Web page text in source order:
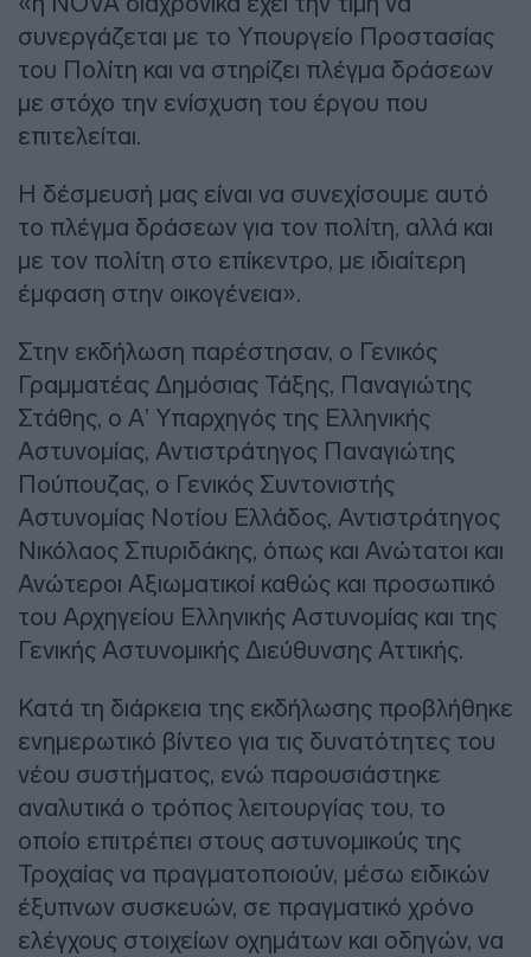
συνεργάζεται με το Υπουργείο Προστασίας
του Πολίτη και να στηρίζει πλέγμα δράσεων
με στόχο την ενίσχυση του έργου που
επιτελείται.
Η δέσμευσή μας είναι να συνεχίσουμε αυτό
το πλέγμα δράσεων για τον πολίτη, αλλά και
με τον πολίτη στο επίκεντρο, με ιδιαίτερη
έμφαση στην οικογένεια».
Στην εκδήλωση παρέστησαν, ο Γενικός
Γραμματέας Δημόσιας Τάξης, Παναγιώτης
Στάθης, ο Α’ Υπαρχηγός της Ελληνικής
Αστυνομίας, Αντιστράτηγος Παναγιώτης
Πούπουζας, ο Γενικός Συντονιστής
Αστυνομίας Νοτίου Ελλάδος, Αντιστράτηγος
Νικόλαος Σπυριδάκης, όπως και Ανώτατοι και
Ανώτεροι Αξιωματικοί καθώς και προσωπικό
του Αρχηγείου Ελληνικής Αστυνομίας και της
Γενικής Αστυνομικής Διεύθυνσης Αττικής.
Κατά τη διάρκεια της εκδήλωσης προβλήθηκε
ενημερωτικό βίντεο για τις δυνατότητες του
νέου συστήματος, ενώ παρουσιάστηκε
αναλυτικά ο τρόπος λειτουργίας του, το
οποίο επιτρέπει στους αστυνομικούς της
Τροχαίας να πραγματοποιούν, μέσω ειδικών
έξυπνων συσκευών, σε πραγματικό χρόνο
ελέγχους στοιχείων οχημάτων και οδηγών, να